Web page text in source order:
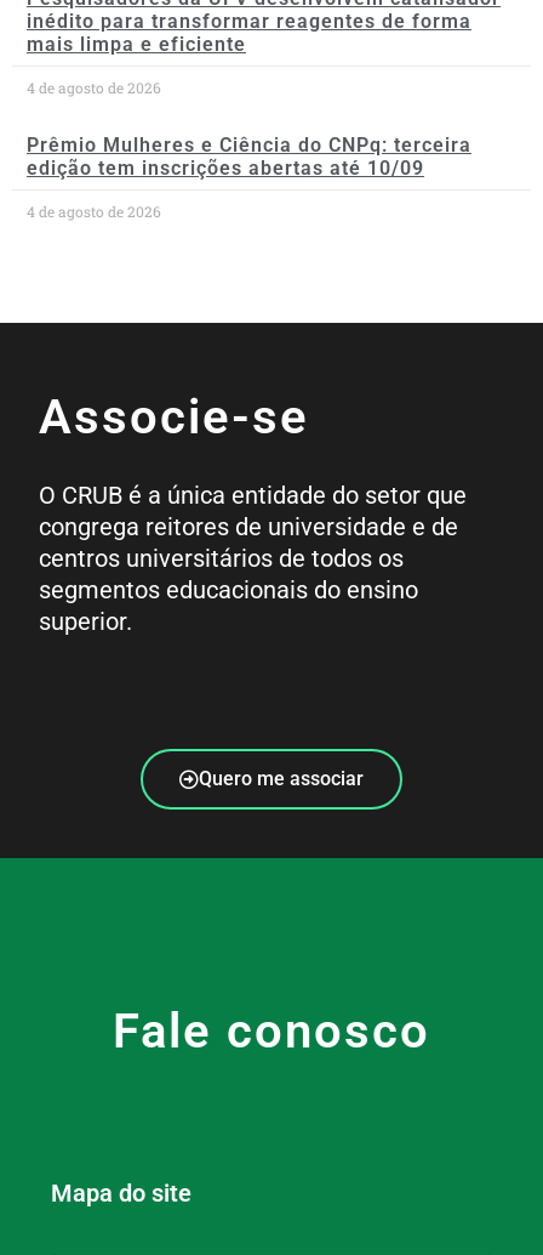
inédito para transformar reagentes de forma
mais limpa e eficiente
4 de agosto de 2026
Prêmio Mulheres e Ciência do CNPq: terceira
edição tem inscrições abertas até 10/09
4 de agosto de 2026
Associe-se
O CRUB é a única entidade do setor que
congrega reitores de universidade e de
centros universitários de todos os
segmentos educacionais do ensino
superior.
Quero me associar
Fale conosco
Mapa do site